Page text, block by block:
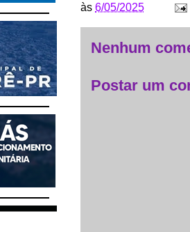
às 6/05/2025
Nenhum
Postar um